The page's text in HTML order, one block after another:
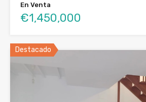
En Venta
€1,450,000
Destacado